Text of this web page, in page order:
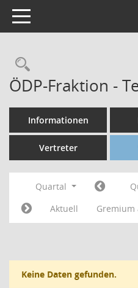
Toggle navigation
ÖDP-Fraktion -
Informationen
Vertreter
Quartal
Aktuell
Gremium
Keine Daten gefunden.